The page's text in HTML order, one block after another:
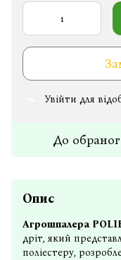
Увійти для
До
Опис
Агрошпалера
дріт, який
поліестеру,